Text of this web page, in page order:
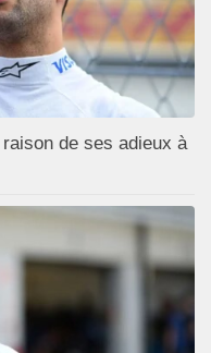
de ses adieux à